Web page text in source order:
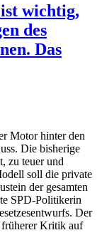
wichtig,
des
Das
Motor hinter den
Die bisherige
zu teuer und
soll die private
der gesamten
SPD-Politikerin
Der
früherer Kritik auf